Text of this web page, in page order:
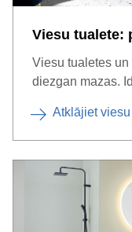
Viesu tualete:
Viesu tualetes
diezgan mazas.
Atklājiet